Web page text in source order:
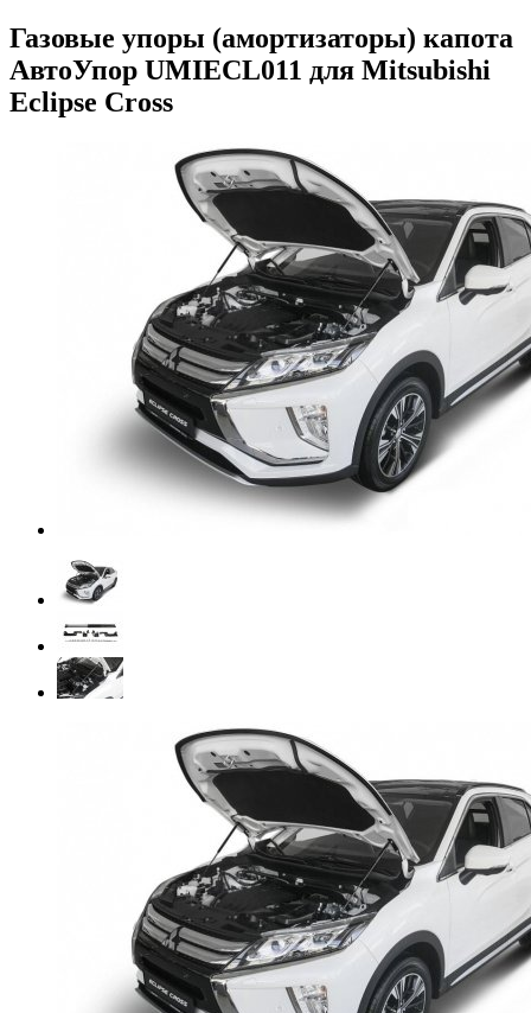
Газовые упоры (амортизаторы) капота
АвтоУпор UMIECL011 для Mitsubishi
Eclipse Cross